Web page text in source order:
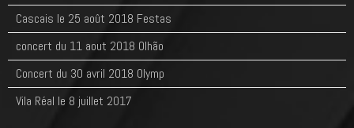
Cascais le 25 août 2018 Festas
concert du 11 aout 2018 Olhão
Concert du 30 avril 2018 Olymp
Vila Réal le 8 juillet 2017